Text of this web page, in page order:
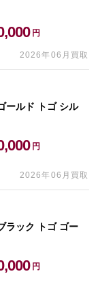
円
2026年06月買取
ールド トゴ シル
円
2026年06月買取
ラック トゴ ゴー
円